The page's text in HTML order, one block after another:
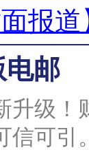
面报
电邮
升级
信可引